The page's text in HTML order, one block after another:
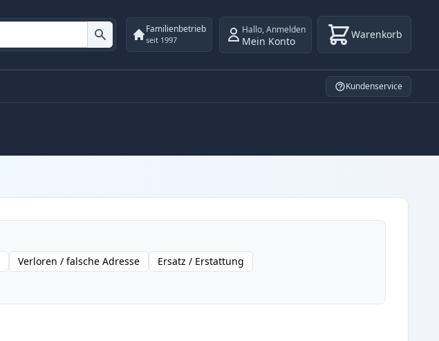
Familienbetrieb
seit 1997
Hallo,Anmelden
Mein Konto Warenkorb
Kundenservice
Verloren / falsche Adresse
Ersatz / Erstattung